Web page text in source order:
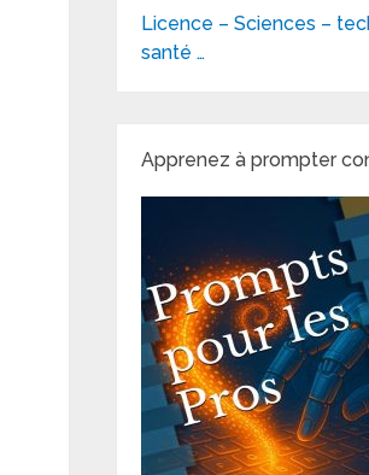
Licence – Sciences –
santé …
Apprenez à prompter